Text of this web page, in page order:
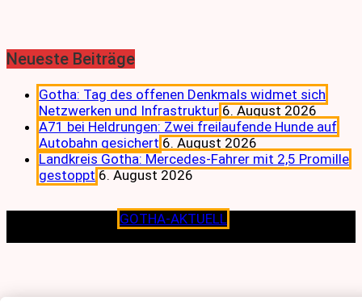
Neueste Beiträge
Gotha: Tag des offenen Denkmals widmet sich
Netzwerken und Infrastruktur 6. August 2026
A71 bei Heldrungen: Zwei freilaufende Hunde auf
Autobahn gesichert 6. August 2026
Landkreis Gotha: Mercedes-Fahrer mit 2,5 Promille
gestoppt 6. August 2026
GOTHA-AKTUELL
Lokalen verpflichtet.